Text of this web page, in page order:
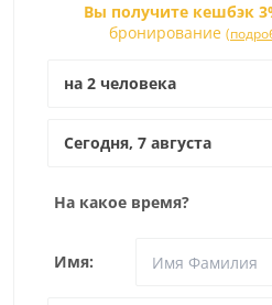
Вы получите кешбэк
бронирование (
На какое время?
Имя: